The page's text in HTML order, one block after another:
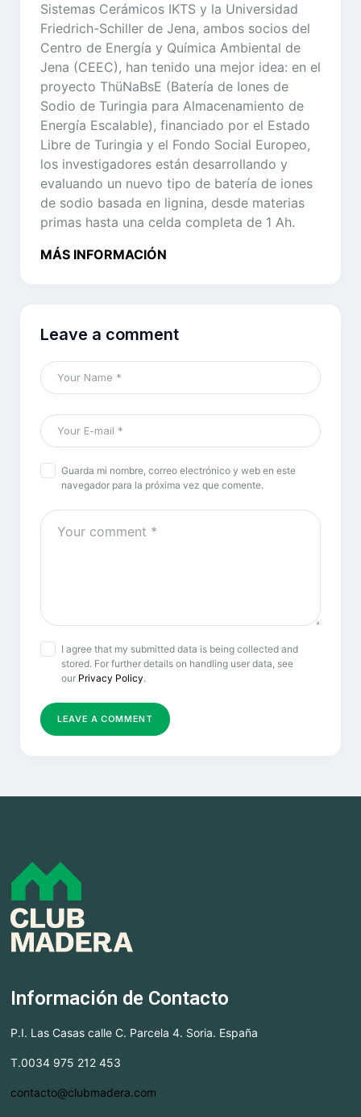
Sistemas Cerámicos IKTS y la Universidad
Friedrich-Schiller de Jena, ambos socios del
Centro de Energía y Química Ambiental de
Jena (CEEC), han tenido una mejor idea: en el
proyecto ThüNaBsE (Batería de Iones de
Sodio de Turingia para Almacenamiento de
Energía Escalable), financiado por el Estado
Libre de Turingia y el Fondo Social Europeo,
los investigadores están desarrollando y
evaluando un nuevo tipo de batería de iones
de sodio basada en lignina, desde materias
primas hasta una celda completa de 1 Ah.
MÁS INFORMACIÓN
Leave a comment
Guarda mi nombre, correo electrónico y web en este
navegador para la próxima vez que comente.
I agree that my submitted data is being collected and
stored. For further details on handling user data, see
our Privacy Policy.
Información de Contacto
P.I. Las Casas calle C. Parcela 4. Soria. España
T.0034 975 212 453
contacto@clubmadera.com